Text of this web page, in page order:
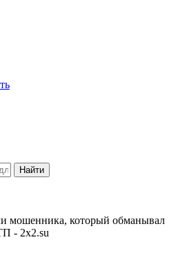
Найти
мошенника, который обманывал
- 2x2.su